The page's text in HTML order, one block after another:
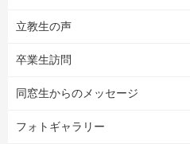
立教生の声
卒業生訪問
同窓生からのメッセージ
フォトギャラリー